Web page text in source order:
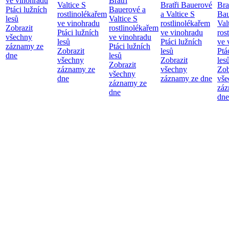
Ptáci lužních
lesů
Zobrazit
všechny
záznamy ze
dne
Valtice S
rostlinolékařem
ve vinohradu
Ptáci lužních
lesů
Zobrazit
všechny
záznamy ze
dne
Bauerové a
Valtice S
rostlinolékařem
ve vinohradu
Ptáci lužních
lesů
Zobrazit
všechny
záznamy ze
dne
Bratři Bauerové
a Valtice S
rostlinolékařem
ve vinohradu
Ptáci lužních
lesů
Zobrazit
všechny
záznamy ze dne
ve
dne